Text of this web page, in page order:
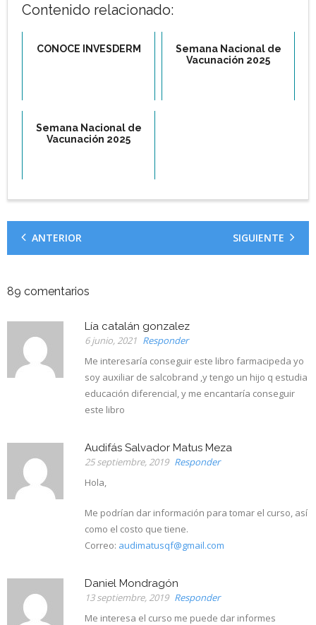
Contenido relacionado:
CONOCE INVESDERM
Semana Nacional de
Vacunación 2025
Semana Nacional de
Vacunación 2025
ANTERIOR SIGUIENTE
89 comentarios
Lía catalán gonzalez
6 junio, 2021 Responder
Me interesaría conseguir este libro farmacipeda yo
soy auxiliar de salcobrand ,y tengo un hijo q estudia
educación diferencial, y me encantaría conseguir
este libro
Audifás Salvador Matus Meza
25 septiembre, 2019 Responder
Hola,
Me podrían dar información para tomar el curso, así
como el costo que tiene.
Correo: audimatusqf@gmail.com
Daniel Mondragón
13 septiembre, 2019 Responder
Me interesa el curso me puede dar informes